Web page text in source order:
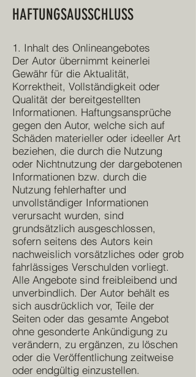
HAFTUNGSAUSSCHLUSS
1. Inhalt des Onlineangebotes
Der Autor übernimmt keinerlei
Gewähr für die Aktualität,
Korrektheit, Vollständigkeit oder
Qualität der bereitgestellten
Informationen. Haftungsansprüche
gegen den Autor, welche sich auf
Schäden materieller oder ideeller Art
beziehen, die durch die Nutzung
oder Nichtnutzung der dargebotenen
Informationen bzw. durch die
Nutzung fehlerhafter und
unvollständiger Informationen
verursacht wurden, sind
grundsätzlich ausgeschlossen,
sofern seitens des Autors kein
nachweislich vorsätzliches oder grob
fahrlässiges Verschulden vorliegt.
Alle Angebote sind freibleibend und
unverbindlich. Der Autor behält es
sich ausdrücklich vor, Teile der
Seiten oder das gesamte Angebot
ohne gesonderte Ankündigung zu
verändern, zu ergänzen, zu löschen
oder die Veröffentlichung zeitweise
oder endgültig einzustellen.